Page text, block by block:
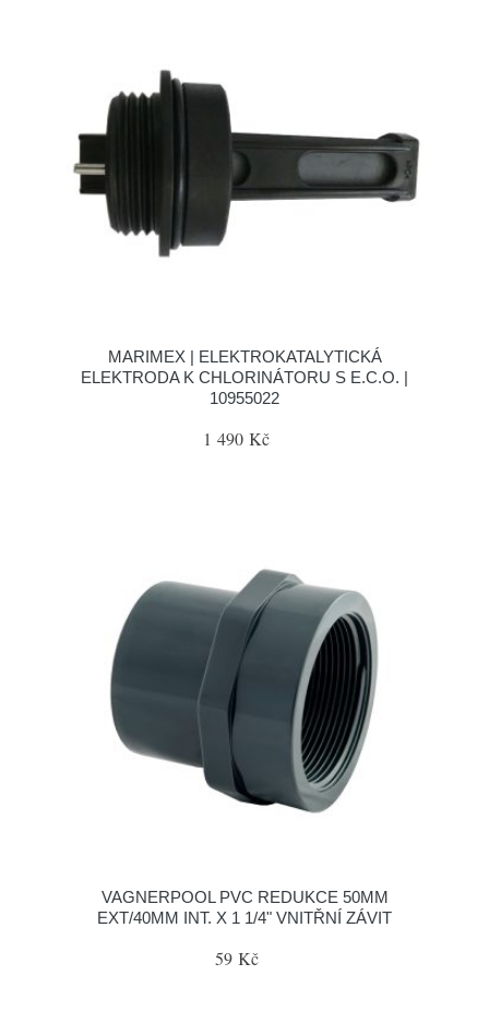
MARIMEX | ELEKTROKATALYTICKÁ
ELEKTRODA K CHLORINÁTORU S E.C.O. |
10955022
1 490 Kč
VAGNERPOOL PVC REDUKCE 50MM
EXT/40MM INT. X 1 1/4" VNITŘNÍ ZÁVIT
59 Kč